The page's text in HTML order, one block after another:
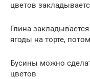
цветов
Глина
ягоды на торте,
Бусины можно
цветов